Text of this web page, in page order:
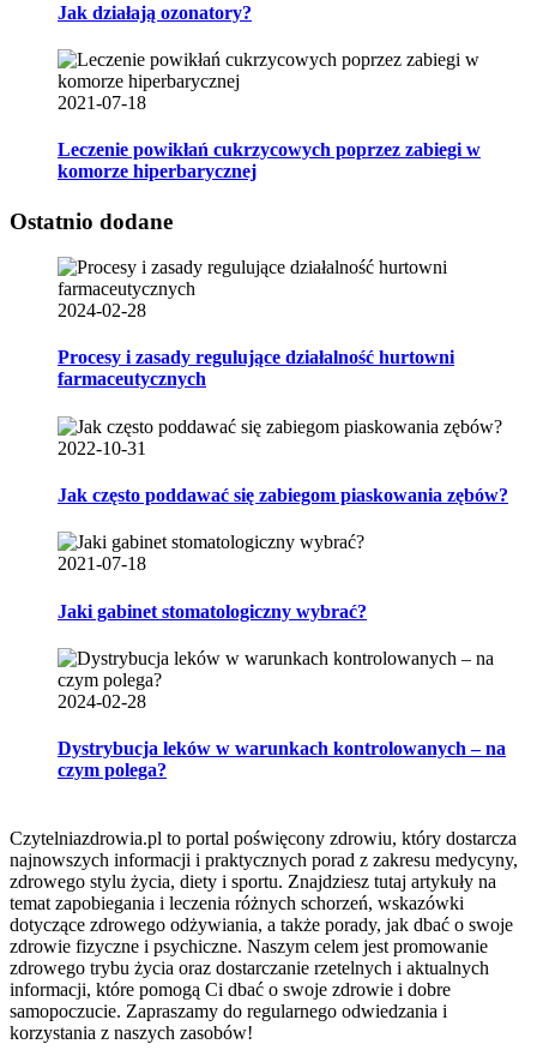
Jak działają ozonatory?
2021-07-18
Leczenie powikłań cukrzycowych poprzez zabiegi w
komorze hiperbarycznej
Ostatnio dodane
2024-02-28
Procesy i zasady regulujące działalność hurtowni
farmaceutycznych
2022-10-31
Jak często poddawać się zabiegom piaskowania zębów?
2021-07-18
Jaki gabinet stomatologiczny wybrać?
2024-02-28
Dystrybucja leków w warunkach kontrolowanych – na
czym polega?
Czytelniazdrowia.pl to portal poświęcony zdrowiu, który dostarcza
najnowszych informacji i praktycznych porad z zakresu medycyny,
zdrowego stylu życia, diety i sportu. Znajdziesz tutaj artykuły na
temat zapobiegania i leczenia różnych schorzeń, wskazówki
dotyczące zdrowego odżywiania, a także porady, jak dbać o swoje
zdrowie fizyczne i psychiczne. Naszym celem jest promowanie
zdrowego trybu życia oraz dostarczanie rzetelnych i aktualnych
informacji, które pomogą Ci dbać o swoje zdrowie i dobre
samopoczucie. Zapraszamy do regularnego odwiedzania i
korzystania z naszych zasobów!